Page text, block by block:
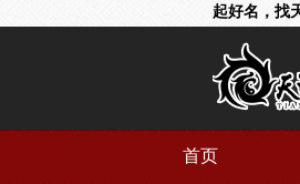
起好名，找
首页